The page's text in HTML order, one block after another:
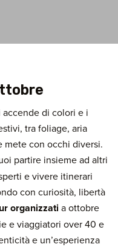
di colori e i
tra foliage, aria
mete con occhi diversi.
partire insieme ad altri
e vivere itinerari
con curiosità, libertà
organizzatia ottobre
e viaggiatori over 40 e
e un’esperienza